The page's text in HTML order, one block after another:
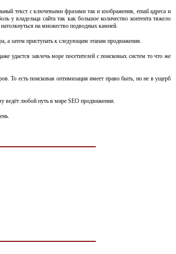
текст с ключевыми фразами так и изображения, email адреса и
у владельца сайта так как большое количество контента тяжело
на множество подводных камней.
а затем приступать к следующим этапам продвижения.
удастся завлечь море посетителей с поисковых систем то что же
То есть поисковая оптимизация имеет право быть, но не в ущерб
ведёт любой путь в мире SEO продвижении.